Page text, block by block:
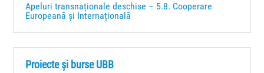
Apeluri transnaționale deschise – 5.8. Cooperare
Europeană și Internațională
Proiecte și burse UBB